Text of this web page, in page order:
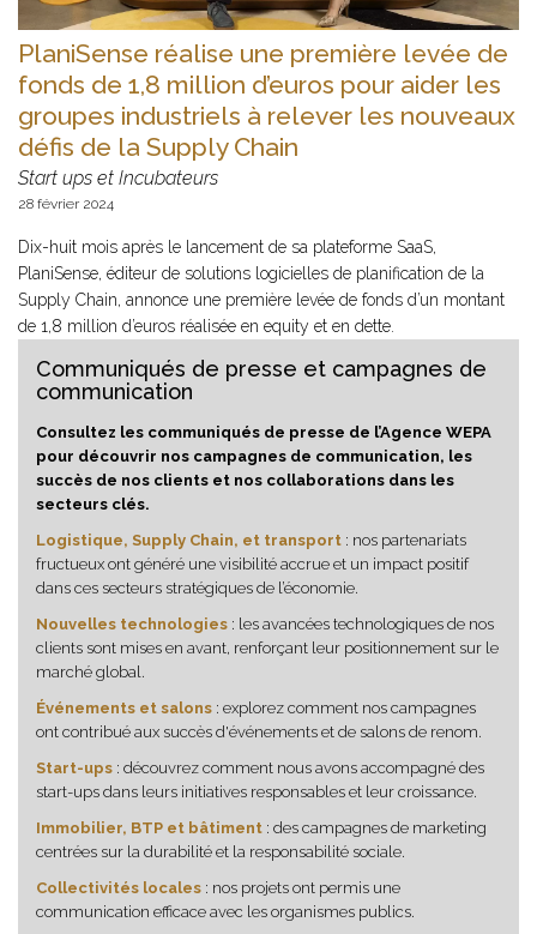
PlaniSense réalise une première levée de
fonds de 1,8 million d’euros pour aider les
groupes industriels à relever les nouveaux
défis de la Supply Chain
Start ups et Incubateurs
28 février 2024
Dix-huit mois après le lancement de sa plateforme SaaS,
PlaniSense, éditeur de solutions logicielles de planification de la
Supply Chain, annonce une première levée de fonds d’un montant
de 1,8 million d’euros réalisée en equity et en dette.
Communiqués de presse et campagnes de
communication
Consultez les communiqués de presse de l’Agence WEPA
pour découvrir nos campagnes de communication, les
succès de nos clients et nos collaborations dans les
secteurs clés.
Logistique, Supply Chain, et transport : nos partenariats
fructueux ont généré une visibilité accrue et un impact positif
dans ces secteurs stratégiques de l’économie.
Nouvelles technologies : les avancées technologiques de nos
clients sont mises en avant, renforçant leur positionnement sur le
marché global.
Événements et salons : explorez comment nos campagnes
ont contribué aux succès d'événements et de salons de renom.
Start-ups : découvrez comment nous avons accompagné des
start-ups dans leurs initiatives responsables et leur croissance.
Immobilier, BTP et bâtiment : des campagnes de marketing
centrées sur la durabilité et la responsabilité sociale.
Collectivités locales : nos projets ont permis une
communication efficace avec les organismes publics.